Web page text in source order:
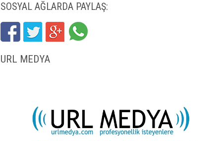
SOSYAL AĞLARDA PAYLAŞ:
URL MEDYA